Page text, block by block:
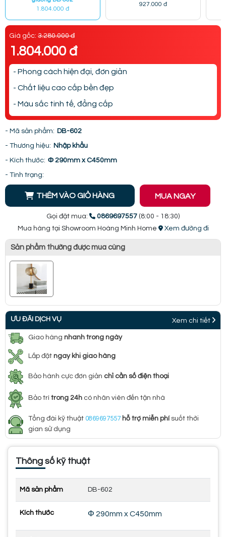
1.804.000 đ
927.000 đ
Giá gốc: 3.280.000 đ
1.804.000 đ
- Phong cách hiện đại, đơn giản
- Chất liệu cao cấp bền đẹp
- Màu sắc tinh tế, đẳng cấp
- Mã sản phẩm: DB-602
- Thương hiệu: Nhập khẩu
- Kích thước: Φ 290mm x C450mm
- Tình trạng:
THÊM VÀO GIỎ HÀNG MUA NGAY
Gọi đặt mua: 0869697557 (8:00 - 18:30)
Mua hàng tại Showroom Hoàng Minh Home
Xem đường đi
Sản phẩm thường được mua cùng
ƯU ĐÃI DỊCH VỤ Xem chi tiết
Giao hàng nhanh trong ngày
Lắp đặt ngay khi giao hàng
Bảo hành cực đơn giản chỉ cần số điện thoại
Bảo trì trong 24h có nhân viên đến tận nhà
Tổng đài kỹ thuật 0869697557 hỗ trợ miễn phísuốt thời
gian sử dụng
Thông số kỹ thuật
Mã sản phẩm DB-602
Kích thước Φ 290mm x C450mm